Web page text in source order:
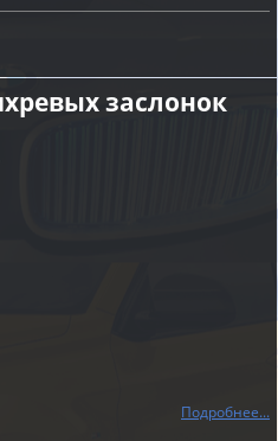
заслонок
Подробнее...